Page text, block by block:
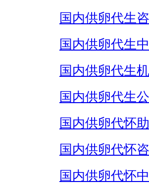
国内供卵代生
国内供卵代生
国内供卵代生
国内供卵代生
国内供卵代怀
国内供卵代怀
国内供卵代怀